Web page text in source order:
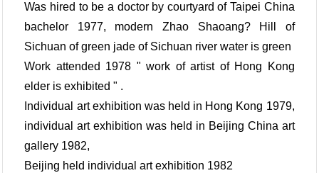
Was hired to be a doctor by courtyard of Taipei China
bachelor 1977, modern Zhao Shaoang? Hill of
Sichuan of green jade of Sichuan river water is green
Work attended 1978 " work of artist of Hong Kong
elder is exhibited " .
Individual art exhibition was held in Hong Kong 1979,
individual art exhibition was held in Beijing China art
gallery 1982,
Beijing held individual art exhibition 1982